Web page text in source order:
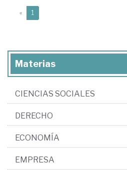
« 1
Materias
CIENCIAS SOCIALES
DERECHO
ECONOMÍA
EMPRESA